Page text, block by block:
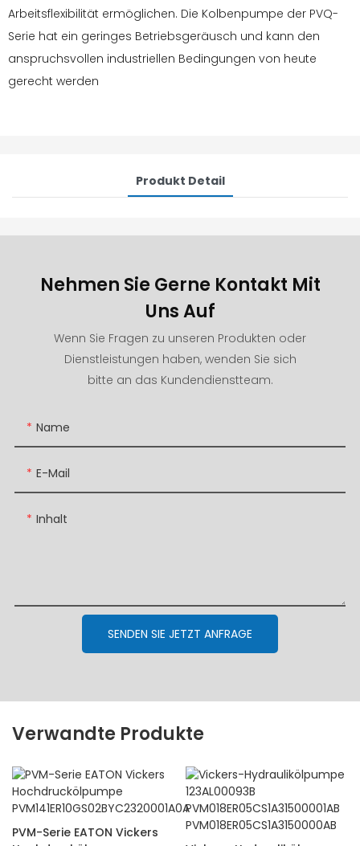
Arbeitsflexibilität ermöglichen. Die Kolbenpumpe der PVQ-
Serie hat ein geringes Betriebsgeräusch und kann den
anspruchsvollen industriellen Bedingungen von heute
gerecht werden
Produkt Detail
Nehmen Sie Gerne Kontakt Mit
Uns Auf
Wenn Sie Fragen zu unseren Produkten oder
Dienstleistungen haben, wenden Sie sich
bitte an das Kundendienstteam.
Name
E-Mail
Inhalt
SENDEN SIE JETZT ANFRAGE
Verwandte Produkte
PVM-Serie EATON Vickers